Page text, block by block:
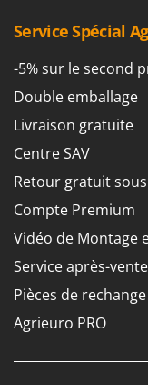
U
Udor
V
Verdemax
Vesco
Volpi
W
Waldner
Weber
WIDU
Wiper EcoRobot
Wolf Garten
Service Spécial
-5% sur le second
Double emballage
Livraison gratuite
Centre SAV
Retour gratuit
Compte Premium
Vidéo de Montage
Service après-vente
Pièces de rechange
Agrieuro PRO